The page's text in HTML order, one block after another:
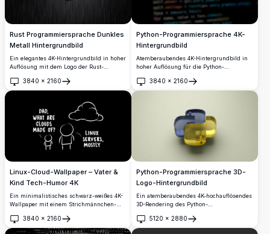
Rust Programmiersprache Dunkles
Metall Hintergrundbild
Ein elegantes 4K-Hintergrundbild in hoher
Auflösung mit dem Logo der Rust-
gebürsteten dunklen Metalloberfläche
eingeprägt ist. Perfekt für Entwickler und
Systemprogrammierung mit Stil lieben.
3840 × 2160
Öffnen
Python-Programmiersprache 4K-
Hintergrundbild
Atemberaubendes 4K-Hintergrundbild in
hoher Auflösung für die Python-
blau-gelben Logo vor einem dunklen
Hintergrund mit verschwommenem
Entwickler und Technikbegeisterte.
3840 × 2160
Öffnen
Linux-Cloud-Wallpaper – Vater &
Kind Tech-Humor 4K
Ein minimalistisches schwarz-weißes 4K-
Wallpaper mit einem Strichmännchen-
Wolken aus Linux-Servern machen.
Perfekt für Technik-Enthusiasten,
3840 × 2160
Öffnen
Python-Programmiersprache 3D-
Logo-Hintergrundbild
Ein atemberaubendes 4K-hochauflösendes
3D-Rendering des Python-
ineinandergreifende blaue und gelbe
glänzende Schlangenformen auf einem
5120 × 2880
Öffnen